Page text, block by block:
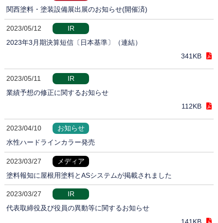
関西塗料・塗装設備展出展のお知らせ(開催済)
2023/05/12
IR
2023年3月期決算短信〔日本基準〕（連結）
341KB
2023/05/11
IR
業績予想の修正に関するお知らせ
112KB
2023/04/10
お知らせ
水性ハードラインカラー発売
2023/03/27
メディア
塗料報知に屋根用塗料とASシステムが掲載されました
2023/03/27
IR
代表取締役及び役員の異動等に関するお知らせ